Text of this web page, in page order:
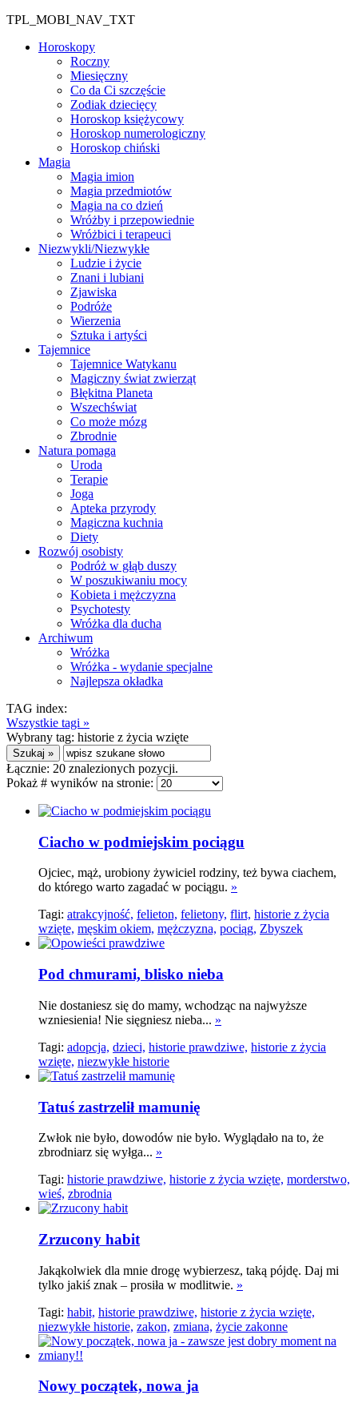
TPL_MOBI_NAV_TXT
Horoskopy
Roczny
Miesięczny
Co da Ci szczęście
Zodiak dziecięcy
Horoskop księżycowy
Horoskop numerologiczny
Horoskop chiński
Magia
Magia imion
Magia przedmiotów
Magia na co dzień
Wróżby i przepowiednie
Wróżbici i terapeuci
Niezwykli/Niezwykłe
Ludzie i życie
Znani i lubiani
Zjawiska
Podróże
Wierzenia
Sztuka i artyści
Tajemnice
Tajemnice Watykanu
Magiczny świat zwierząt
Błękitna Planeta
Wszechświat
Co może mózg
Zbrodnie
Natura pomaga
Uroda
Terapie
Joga
Apteka przyrody
Magiczna kuchnia
Diety
Rozwój osobisty
Podróż w głąb duszy
W poszukiwaniu mocy
Kobieta i mężczyzna
Psychotesty
Wróżka dla ducha
Archiwum
Wróżka
Wróżka - wydanie specjalne
Najlepsza okładka
TAG index:
Wszystkie tagi »
Wybrany tag: historie z życia wzięte
Łącznie: 20 znalezionych pozycji.
Pokaż # wyników na stronie:
Ciacho w podmiejskim pociągu
Ojciec, mąż, urobiony żywiciel rodziny, też bywa ciachem,
do którego warto zagadać w pociągu. »
Tagi: atrakcyjność, felieton, felietony, flirt, historie z życia
wzięte, męskim okiem, mężczyzna, pociąg, Zbyszek
Pod chmurami, blisko nieba
Nie dostaniesz się do mamy, wchodząc na najwyższe
wzniesienia! Nie sięgniesz nieba... »
Tagi: adopcja, dzieci, historie prawdziwe, historie z życia
wzięte, niezwykłe historie
Tatuś zastrzelił mamunię
Zwłok nie było, dowodów nie było. Wyglądało na to, że
zbrodniarz się wyłga... »
Tagi: historie prawdziwe, historie z życia wzięte, morderstwo,
wieś, zbrodnia
Zrzucony habit
Jakąkolwiek dla mnie drogę wybierzesz, taką pójdę. Daj mi
tylko jakiś znak – prosiła w modlitwie. »
Tagi: habit, historie prawdziwe, historie z życia wzięte,
niezwykłe historie, zakon, zmiana, życie zakonne
Nowy początek, nowa ja